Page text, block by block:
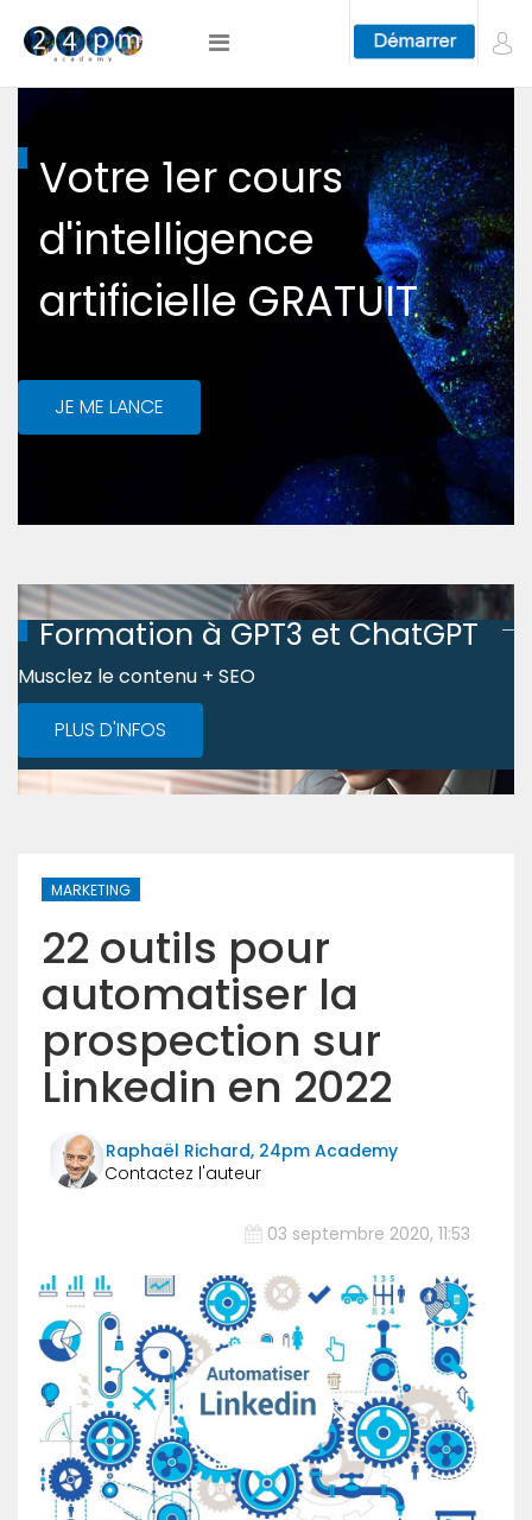
Votre 1er cours
d'intelligence
artificielle GRATUIT
JE ME LANCE
Formation à GPT3 et ChatGPT
Musclez le contenu + SEO
PLUS D'INFOS
MARKETING
22 outils pour
automatiser la
prospection sur
Linkedin en 2022
Raphaël Richard, 24pm Academy
03 septembre 2020, 11:53